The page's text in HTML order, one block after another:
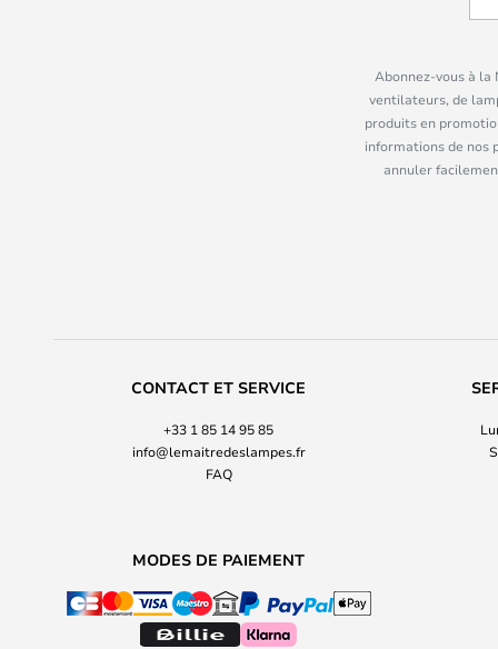
Abonnez-vous à
ventilateurs, de
produits en
informations de nos
annuler
CONTACT ET SERVICE
+33 1 85 14 95 85
info@lemaitredeslampes.fr
FAQ
MODES DE PAIEMENT